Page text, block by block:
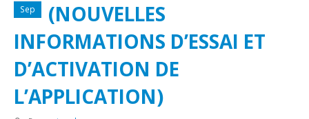
Sep
(NOUVELLES
INFORMATIONS D’ESSAI ET
D’ACTIVATION DE
L’APPLICATION)